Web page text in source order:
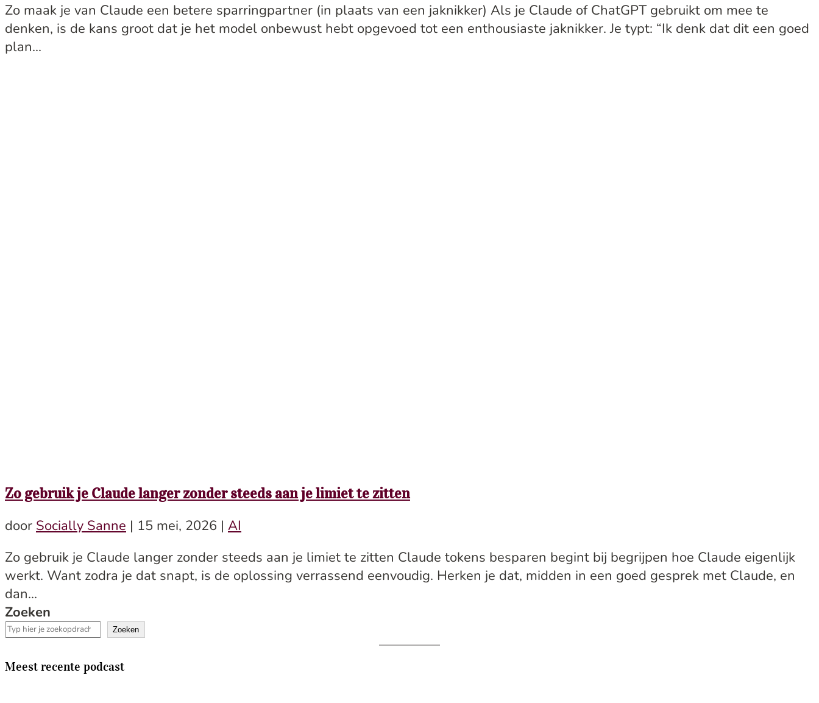
Zo maak je van Claude een betere sparringpartner (in plaats van een jaknikker) Als je Claude of ChatGPT gebruikt om mee te
denken, is de kans groot dat je het model onbewust hebt opgevoed tot een enthousiaste jaknikker. Je typt: “Ik denk dat dit een goed
plan...
Zo gebruik je Claude langer zonder steeds aan je limiet te zitten
door Socially Sanne | 15 mei, 2026 | AI
Zo gebruik je Claude langer zonder steeds aan je limiet te zitten Claude tokens besparen begint bij begrijpen hoe Claude eigenlijk
werkt. Want zodra je dat snapt, is de oplossing verrassend eenvoudig. Herken je dat, midden in een goed gesprek met Claude, en
dan...
Zoeken
Zoeken
Meest recente podcast